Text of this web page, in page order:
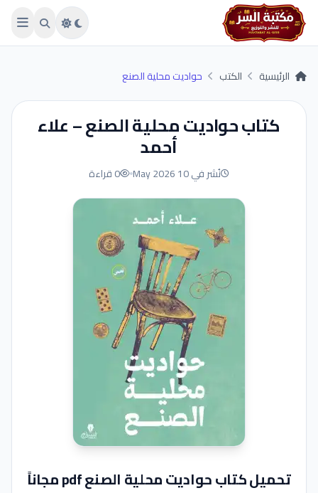
Skip to main content
الرئيسية الكتب حواديت محلية الصنع
كتاب حواديت محلية الصنع – علاء
أحمد
نُشر في 10 May 2026 0 قراءة
تحميل كتاب حواديت محلية الصنع pdf مجاناً